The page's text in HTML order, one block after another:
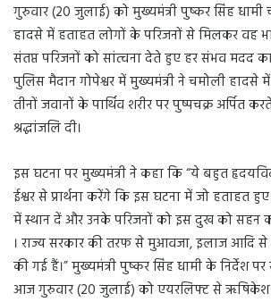
गुरुवार (20 जुलाई) को मुख्यमंत्री पुष्कर सिंह
हादसे में हताहत लोगों के परिजनों से मिलकर वह
संतप्त परिजनों को सांत्वना देते हुए हर संभव मदद का
पुलिस मैदान गोपेश्वर में मुख्यमंत्री ने चमोली हादसे
तीनों जवानों के पार्थिव शरीर पर पुष्पचक्र अर्पित
श्रद्धांजलि दी।
इस घटना पर मुख्यमंत्री ने कहा कि “ये बहुत
ईश्वर से प्रार्थना करेंगे कि इस घटना में जो हताहत
में स्थान दें और उनके परिजनों को इस दुख को सहन
। राज्य सरकार की तरफ से मुआवजा, इलाज आदि से
की गई हैं।” मुख्यमंत्री पुष्कर सिंह धामी के निर्देश
आज गुरुवार (20 जुलाई) को एयरलिफ्ट से ऋषिकेश